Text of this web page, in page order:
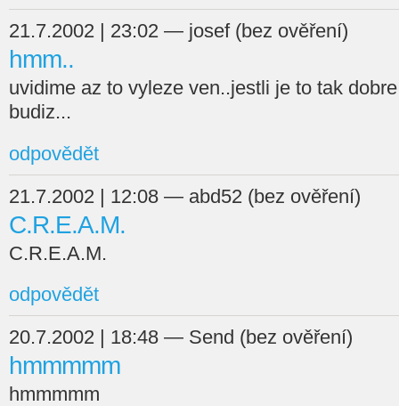
21.7.2002 | 23:02 — josef (bez ověření)
hmm..
uvidime az to vyleze ven..jestli je to tak
budiz...
odpovědět
21.7.2002 | 12:08 — abd52 (bez ověření)
C.R.E.A.M.
C.R.E.A.M.
odpovědět
20.7.2002 | 18:48 — Send (bez ověření)
hmmmmm
hmmmmm